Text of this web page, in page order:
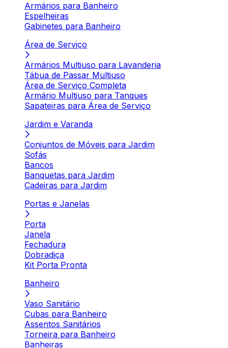
Armários para Banheiro
Espelheiras
Gabinetes para Banheiro
Área de Serviço
Armários Multiuso para Lavanderia
Tábua de Passar Multiuso
Área de Serviço Completa
Armário Multiuso para Tanques
Sapateiras para Área de Serviço
Jardim e Varanda
Conjuntos de Móveis para Jardim
Sofás
Bancos
Banquetas para Jardim
Cadeiras para Jardim
Portas e Janelas
Porta
Janela
Fechadura
Dobradiça
Kit Porta Pronta
Banheiro
Vaso Sanitário
Cubas para Banheiro
Assentos Sanitários
Torneira para Banheiro
Banheiras